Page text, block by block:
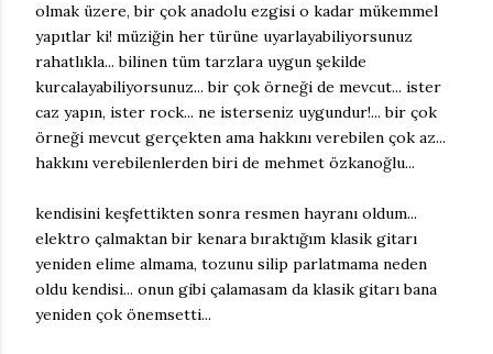
olmak üzere, bir çok anadolu ezgisi o kadar mükemmel
yapıtlar ki! müziğin her türüne uyarlayabiliyorsunuz
rahatlıkla... bilinen tüm tarzlara uygun şekilde
kurcalayabiliyorsunuz... bir çok örneği de mevcut... ister
caz yapın, ister rock... ne isterseniz uygundur!... bir çok
örneği mevcut gerçekten ama hakkını verebilen çok az...
hakkını verebilenlerden biri de mehmet özkanoğlu...
kendisini keşfettikten sonra resmen hayranı oldum...
elektro çalmaktan bir kenara bıraktığım klasik gitarı
yeniden elime almama, tozunu silip parlatmama neden
oldu kendisi... onun gibi çalamasam da klasik gitarı bana
yeniden çok önemsetti...